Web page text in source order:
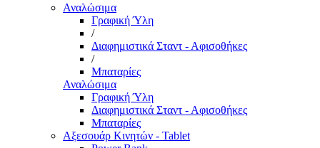
Αναλώσιμα
Γραφική Ύλη
/
Διαφημιστικά Σταντ - Αφισοθήκες
/
Μπαταρίες
Αναλώσιμα
Γραφική Ύλη
Διαφημιστικά Σταντ - Αφισοθήκες
Μπαταρίες
Αξεσουάρ Κινητών - Tablet